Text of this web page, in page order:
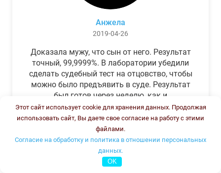
Анжела
2019-04-26
Доказала мужу, что сын от него. Результат
точный, 99,9999%. В лаборатории убедили
сделать судебный тест на отцовство, чтобы
можно было предъявить в суде. Результат
был готов через неделю, как и
обещали.Теперь муж бегает и извиняется.
Этот сайт использует cookie для хранения данных. Продолжая
использовать сайт, Вы даете свое согласие на работу с этими
файлами.
Согласие на обработку и политика в отношении персональных
данных.
OK